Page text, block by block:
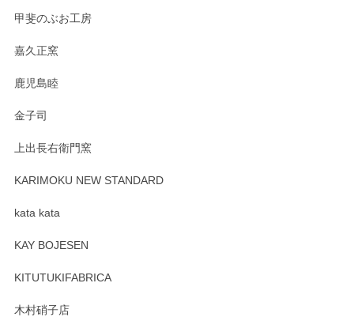
甲斐のぶお工房
嘉久正窯
鹿児島睦
金子司
上出長右衛門窯
KARIMOKU NEW STANDARD
kata kata
KAY BOJESEN
KITUTUKIFABRICA
木村硝子店